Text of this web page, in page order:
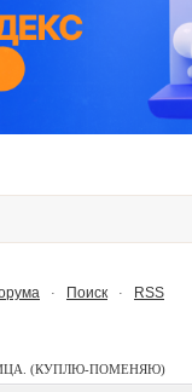
· Поиск · RSS
(КУПЛЮ-ПОМЕНЯЮ)